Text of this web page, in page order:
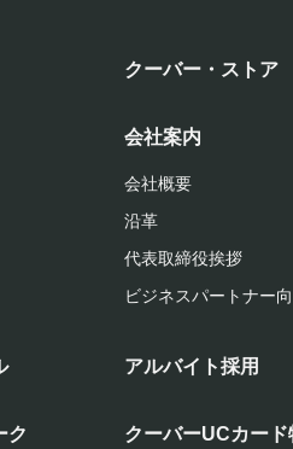
クーバー・ストア
会社案内
会社概要
沿革
代表取締役挨拶
ビジネスパートナー
アルバイト採用
ク クーバーUCカード